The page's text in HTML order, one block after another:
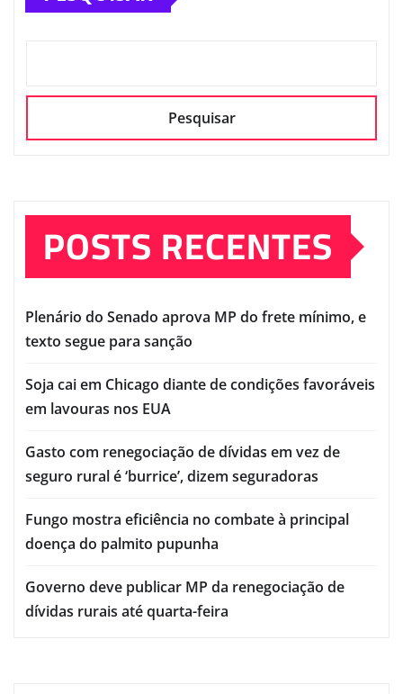
Pesquisar
POSTS RECENTES
Plenário do Senado aprova MP do frete mínimo, e
texto segue para sanção
Soja cai em Chicago diante de condições favoráveis
em lavouras nos EUA
Gasto com renegociação de dívidas em vez de
seguro rural é ‘burrice’, dizem seguradoras
Fungo mostra eficiência no combate à principal
doença do palmito pupunha
Governo deve publicar MP da renegociação de
dívidas rurais até quarta-feira